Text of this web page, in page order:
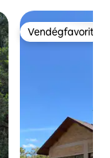
Vendégfavorit
Vendégfavorit